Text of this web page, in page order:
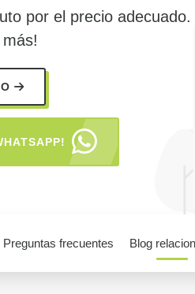
por el precio adecuado.
Preguntas frecuentes Blog